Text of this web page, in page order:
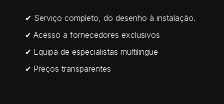
✔ Serviço completo, do desenho à instalação.
✔ Acesso a fornecedores exclusivos
✔ Equipa de especialistas multilingue
✔ Preços transparentes